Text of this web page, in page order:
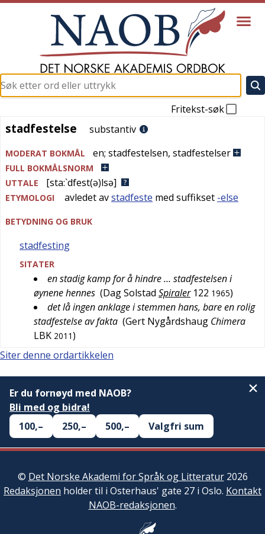
Fritekst-søk
stadfestelse
stadfestelse substantiv
MODERAT BOKMÅL en; stadfestelsen, stadfestelser
FULL BOKMÅLSNORM
UTTALE
[sta:`dfest(ə)lsə]
ETYMOLOGI avledet avstadfeste med suffikset -else
BETYDNING OG BRUK
stadfesting
SITATER
en stadig kamp for å hindre … stadfestelsen i
øynene hennes (Dag Solstad Spiraler 122 1965)
det lå ingen anklage i stemmen hans, bare en rolig
stadfestelse av fakta (Gert Nygårdshaug Chimera
LBK 2011)
Siter denne ordartikkelen
Er du fornøyd med NAOB?
Bli med og bidra!
100,–
250,– 500,– Valgfri sum
© Det Norske Akademi for Språk og Litteratur2026
Redaksjonen holder til i Osterhaus' gate 27 i Oslo. Kontakt
NAOB-redaksjonen.